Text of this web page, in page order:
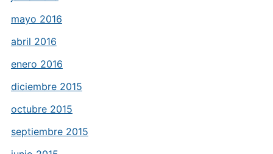
mayo 2016
abril 2016
enero 2016
diciembre 2015
octubre 2015
septiembre 2015